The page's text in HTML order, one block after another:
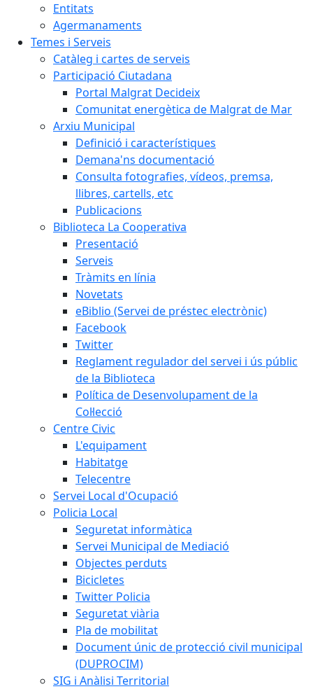
Entitats
Agermanaments
Temes i Serveis
Catàleg i cartes de serveis
Participació Ciutadana
Portal Malgrat Decideix
Comunitat energètica de Malgrat de Mar
Arxiu Municipal
Definició i característiques
Demana'ns documentació
Consulta fotografies, vídeos, premsa,
llibres, cartells, etc
Publicacions
Biblioteca La Cooperativa
Presentació
Serveis
Tràmits en línia
Novetats
eBiblio (Servei de préstec electrònic)
Facebook
Twitter
Reglament regulador del servei i ús públic
de la Biblioteca
Política de Desenvolupament de la
Col·lecció
Centre Civic
L'equipament
Habitatge
Telecentre
Servei Local d'Ocupació
Policia Local
Seguretat informàtica
Servei Municipal de Mediació
Objectes perduts
Bicicletes
Twitter Policia
Seguretat viària
Pla de mobilitat
Document únic de protecció civil municipal
(DUPROCIM)
SIG i Anàlisi Territorial